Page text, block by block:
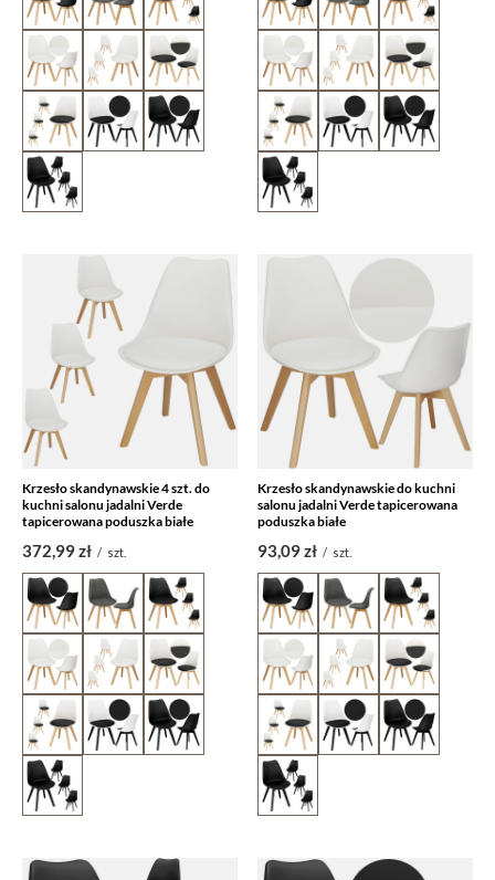
Krzesło skandynawskie 4 szt. do
kuchni salonu jadalni Verde
tapicerowana poduszka białe
372,99 zł / szt.
Krzesło skandynawskie do kuchni
salonu jadalni Verde tapicerowana
poduszka białe
93,09 zł / szt.